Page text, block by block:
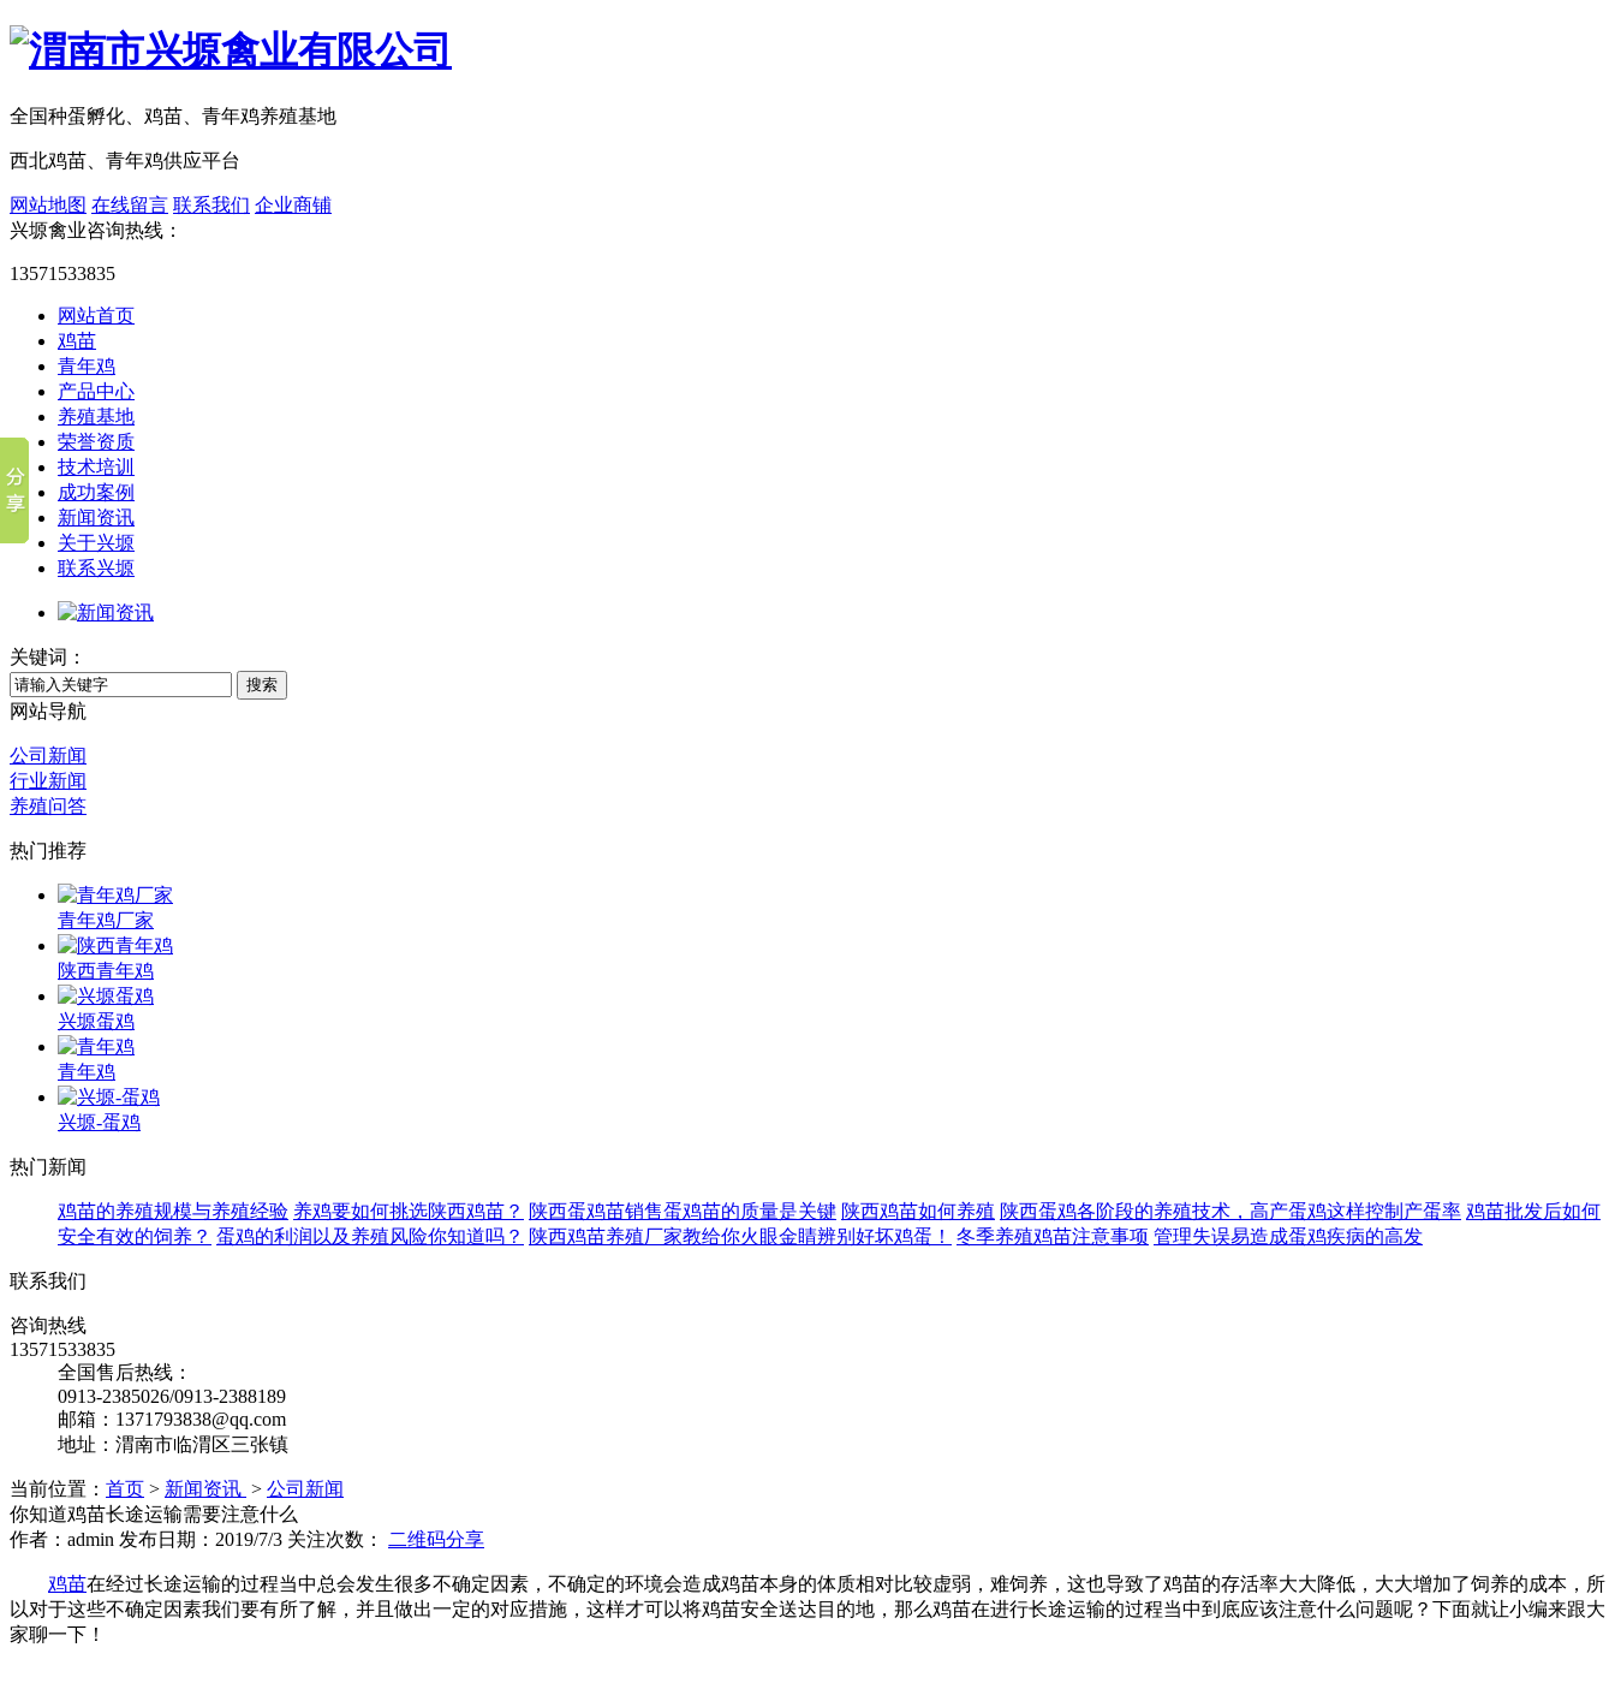
全国种蛋孵化、鸡苗、青年鸡养殖基地
西北鸡苗、青年鸡供应平台
网站地图 在线留言 联系我们 企业商铺
兴塬禽业咨询热线：
13571533835
网站首页
鸡苗
青年鸡
产品中心
养殖基地
荣誉资质
技术培训
成功案例
新闻资讯
关于兴塬
联系兴塬
关键词：
搜索
网站导航
公司新闻
行业新闻
养殖问答
热门推荐
青年鸡厂家
陕西青年鸡
兴塬蛋鸡
青年鸡
兴塬-蛋鸡
热门新闻
鸡苗的养殖规模与养殖经验 养鸡要如何挑选陕西鸡苗？ 陕西蛋鸡苗销售蛋鸡苗的质量是关键 陕西鸡苗如何养殖 陕西蛋鸡各阶段的养殖技术，高产蛋鸡这样控制产蛋率 鸡苗批发后如何
安全有效的饲养？ 蛋鸡的利润以及养殖风险你知道吗？ 陕西鸡苗养殖厂家教给你火眼金睛辨别好坏鸡蛋！ 冬季养殖鸡苗注意事项 管理失误易造成蛋鸡疾病的高发
联系我们
咨询热线
13571533835
全国售后热线：
0913-2385026/0913-2388189
邮箱：1371793838@qq.com
地址：渭南市临渭区三张镇
当前位置： 首页 > 新闻资讯 > 公司新闻
你知道鸡苗长途运输需要注意什么
作者：admin 发布日期：2019/7/3 关注次数：
二维码分享
鸡苗在经过长途运输的过程当中总会发生很多不确定因素，不确定的环境会造成鸡苗本身的体质相对比较虚弱，难饲养，这也导致了鸡苗的存活率大大降低，大大增加了饲养的成本，所
以对于这些不确定因素我们要有所了解，并且做出一定的对应措施，这样才可以将鸡苗安全送达目的地，那么鸡苗在进行长途运输的过程当中到底应该注意什么问题呢？下面就让小编来跟大
家聊一下！